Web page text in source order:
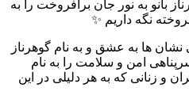
بانو به نور جان برافروخت را به
نگه داریم ✨
ها به عشق و به نام گوهرناز
امن و سلامت را به نام
و زنانی که به هر دلیلی در این